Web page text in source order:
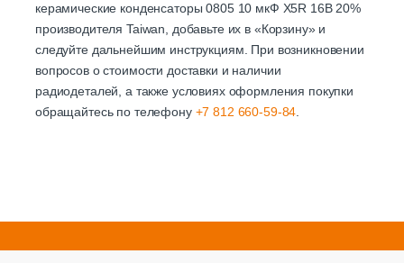
керамические конденсаторы 0805 10 мкФ X5R 16B 20%
производителя Taiwan, добавьте их в «Корзину» и
следуйте дальнейшим инструкциям. При возникновении
вопросов о стоимости доставки и наличии
радиодеталей, а также условиях оформления покупки
обращайтесь по телефону +7 812 660-59-84.